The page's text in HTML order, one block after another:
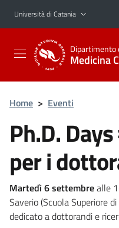
Vai al contenuto principale
Vai al menu di navigazione
Università di Catania
Dipartimento
Medicina
Home > Eventi
Ph.D.
per i
Martedì 6 settembrealle
Saverio (Scuola Superiore
dedicato a dottorandi e